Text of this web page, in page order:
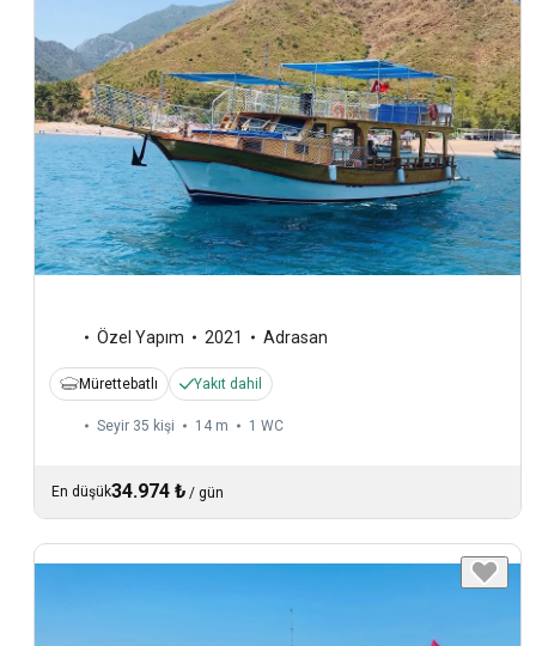
Özel Yapım 2021 Adrasan
Mürettebatlı Yakıt dahil
Seyir 35 kişi 14 m 1 WC
En düşük34.974 ₺ / gün